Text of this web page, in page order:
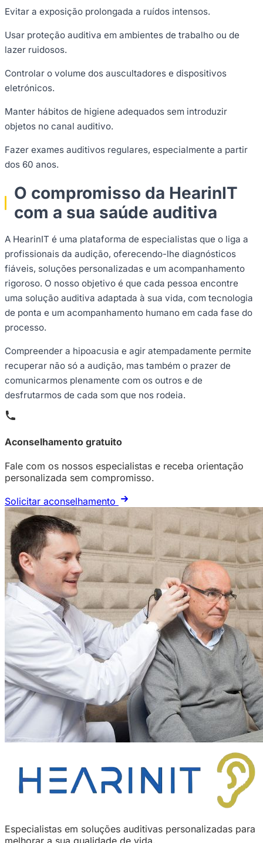
Evitar a exposição prolongada a ruídos intensos.
Usar proteção auditiva em ambientes de trabalho ou de
lazer ruidosos.
Controlar o volume dos auscultadores e dispositivos
eletrónicos.
Manter hábitos de higiene adequados sem introduzir
objetos no canal auditivo.
Fazer exames auditivos regulares, especialmente a partir
dos 60 anos.
O compromisso da HearinIT
com a sua saúde auditiva
A HearinIT é uma plataforma de especialistas que o liga a
profissionais da audição, oferecendo-lhe diagnósticos
fiáveis, soluções personalizadas e um acompanhamento
rigoroso. O nosso objetivo é que cada pessoa encontre
uma solução auditiva adaptada à sua vida, com tecnologia
de ponta e um acompanhamento humano em cada fase do
processo.
Compreender a hipoacusia e agir atempadamente permite
recuperar não só a audição, mas também o prazer de
comunicarmos plenamente com os outros e de
desfrutarmos de cada som que nos rodeia.
Aconselhamento gratuito
Fale com os nossos especialistas e receba orientação
personalizada sem compromisso.
Solicitar aconselhamento
Especialistas em soluções auditivas personalizadas para